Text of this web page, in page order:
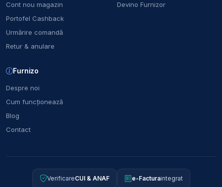
Cont nou magazin
Portofel Cashback
Urmărire comandă
Retur & anulare
Devino Furnizor
Furnizo
Despre noi
Cum funcționează
Blog
Contact
VerificareCUI & ANAF e-Facturaintegrat